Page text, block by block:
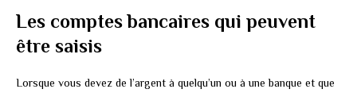
Les comptes bancaires qui peuvent
être saisis
Lorsque vous devez de l’argent à quelqu’un ou à une banque et que